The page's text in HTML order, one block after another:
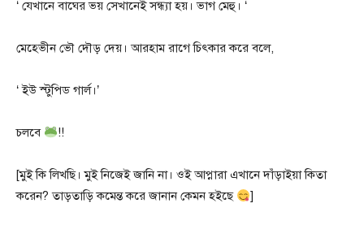
‘ যেখানে বাঘের ভয় সেখানেই সন্ধ্যা হয়। ভাগ মেহু। ‘
মেহেভীন ভৌ দৌড় দেয়। আরহাম রাগে চিৎকার করে বলে,
‘ ইউ স্টুপিড গার্ল।’
চলবে !!
[মুই কি লিখছি। মুই নিজেই জানি না। ওই আপ্নারা এখানে দাঁড়াইয়া কিতা
করেন? তাড়তাড়ি কমেন্ত করে জানান কেমন হইছে
]